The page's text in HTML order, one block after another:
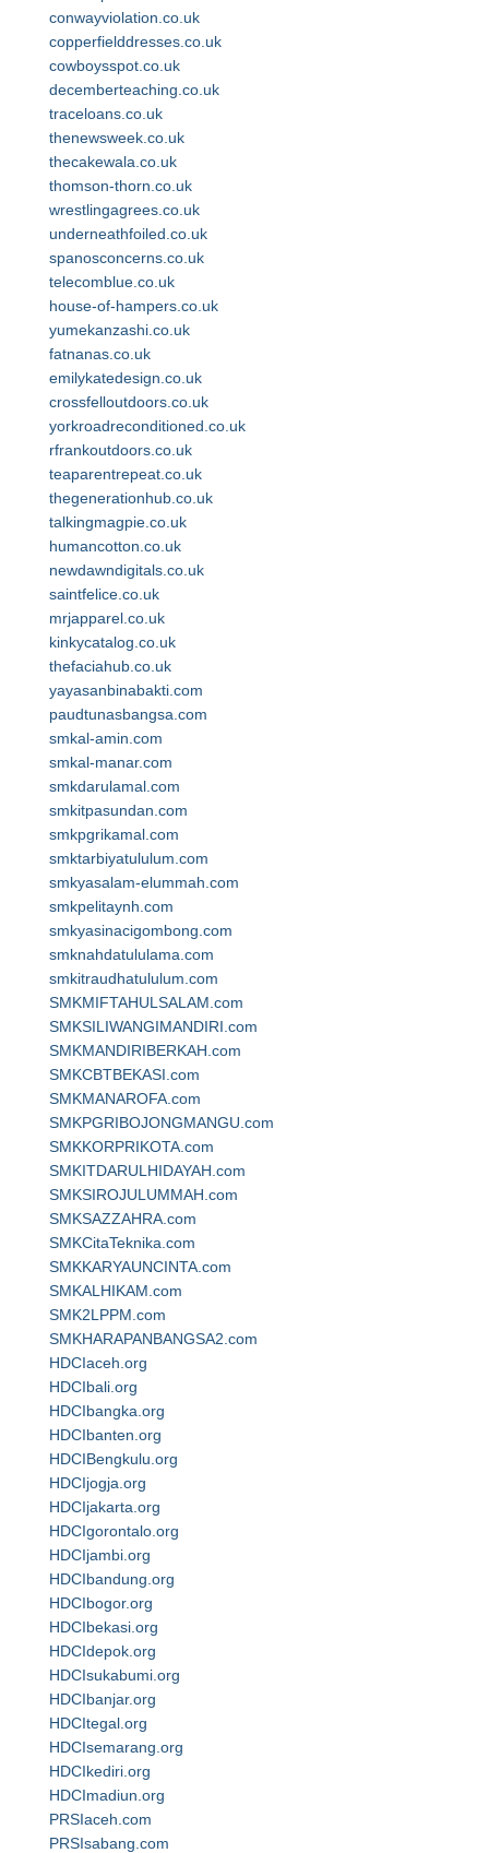
conwayviolation.co.uk
copperfielddresses.co.uk
cowboysspot.co.uk
decemberteaching.co.uk
traceloans.co.uk
thenewsweek.co.uk
thecakewala.co.uk
thomson-thorn.co.uk
wrestlingagrees.co.uk
underneathfoiled.co.uk
spanosconcerns.co.uk
telecomblue.co.uk
house-of-hampers.co.uk
yumekanzashi.co.uk
fatnanas.co.uk
emilykatedesign.co.uk
crossfelloutdoors.co.uk
yorkroadreconditioned.co.uk
rfrankoutdoors.co.uk
teaparentrepeat.co.uk
thegenerationhub.co.uk
talkingmagpie.co.uk
humancotton.co.uk
newdawndigitals.co.uk
saintfelice.co.uk
mrjapparel.co.uk
kinkycatalog.co.uk
thefaciahub.co.uk
yayasanbinabakti.com
paudtunasbangsa.com
smkal-amin.com
smkal-manar.com
smkdarulamal.com
smkitpasundan.com
smkpgrikamal.com
smktarbiyatululum.com
smkyasalam-elummah.com
smkpelitaynh.com
smkyasinacigombong.com
smknahdatululama.com
smkitraudhatululum.com
SMKMIFTAHULSALAM.com
SMKSILIWANGIMANDIRI.com
SMKMANDIRIBERKAH.com
SMKCBTBEKASI.com
SMKMANAROFA.com
SMKPGRIBOJONGMANGU.com
SMKKORPRIKOTA.com
SMKITDARULHIDAYAH.com
SMKSIROJULUMMAH.com
SMKSAZZAHRA.com
SMKCitaTeknika.com
SMKKARYAUNCINTA.com
SMKALHIKAM.com
SMK2LPPM.com
SMKHARAPANBANGSA2.com
HDCIaceh.org
HDCIbali.org
HDCIbangka.org
HDCIbanten.org
HDCIBengkulu.org
HDCIjogja.org
HDCIjakarta.org
HDCIgorontalo.org
HDCIjambi.org
HDCIbandung.org
HDCIbogor.org
HDCIbekasi.org
HDCIdepok.org
HDCIsukabumi.org
HDCIbanjar.org
HDCItegal.org
HDCIsemarang.org
HDCIkediri.org
HDCImadiun.org
PRSIaceh.com
PRSIsabang.com